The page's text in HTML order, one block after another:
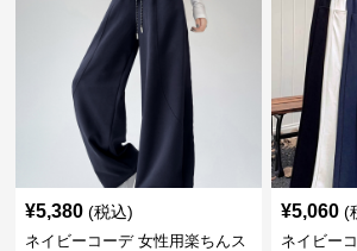
¥5,380 (税込)
ネイビーコーデ 女性用楽ちんス
¥5,060 (
ネイビー